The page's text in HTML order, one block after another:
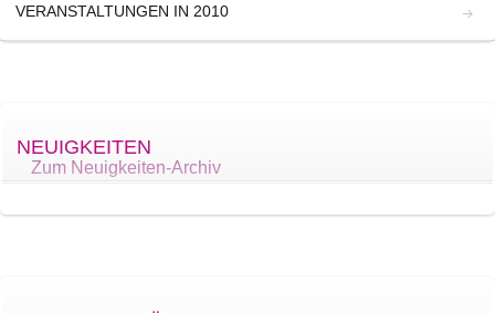
VERANSTALTUNGEN IN 2010
NEUIGKEITEN
Zum Neuigkeiten-Archiv